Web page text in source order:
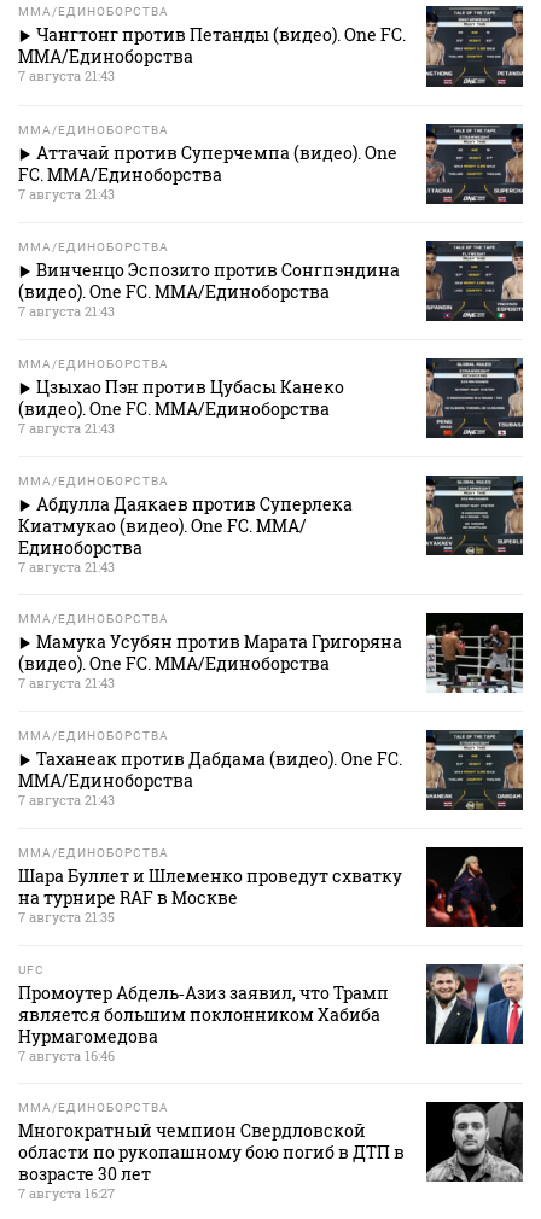
MMA/ЕДИНОБОРСТВА
Чангтонг против Петанды (видео). One FC.
MMA/Единоборства
7 августа 21:43
MMA/ЕДИНОБОРСТВА
Аттачай против Суперчемпа (видео). One
FC. MMA/Единоборства
7 августа 21:43
MMA/ЕДИНОБОРСТВА
Винченцо Эспозито против Сонгпэндина
(видео). One FC. MMA/Единоборства
7 августа 21:43
MMA/ЕДИНОБОРСТВА
Цзыхао Пэн против Цубасы Канеко
(видео). One FC. MMA/Единоборства
7 августа 21:43
MMA/ЕДИНОБОРСТВА
Абдулла Даякаев против Суперлека
Киатмукао (видео). One FC. MMA/
Единоборства
7 августа 21:43
MMA/ЕДИНОБОРСТВА
Мамука Усубян против Марата Григоряна
(видео). One FC. MMA/Единоборства
7 августа 21:43
MMA/ЕДИНОБОРСТВА
Таханеак против Дабдама (видео). One FC.
MMA/Единоборства
7 августа 21:43
MMA/ЕДИНОБОРСТВА
Шара Буллет и Шлеменко проведут схватку
на турнире RAF в Москве
7 августа 21:35
UFC
Промоутер Абдель‑Азиз заявил, что Трамп
является большим поклонником Хабиба
Нурмагомедова
7 августа 16:46
MMA/ЕДИНОБОРСТВА
Многократный чемпион Свердловской
области по рукопашному бою погиб в ДТП в
возрасте 30 лет
7 августа 16:27